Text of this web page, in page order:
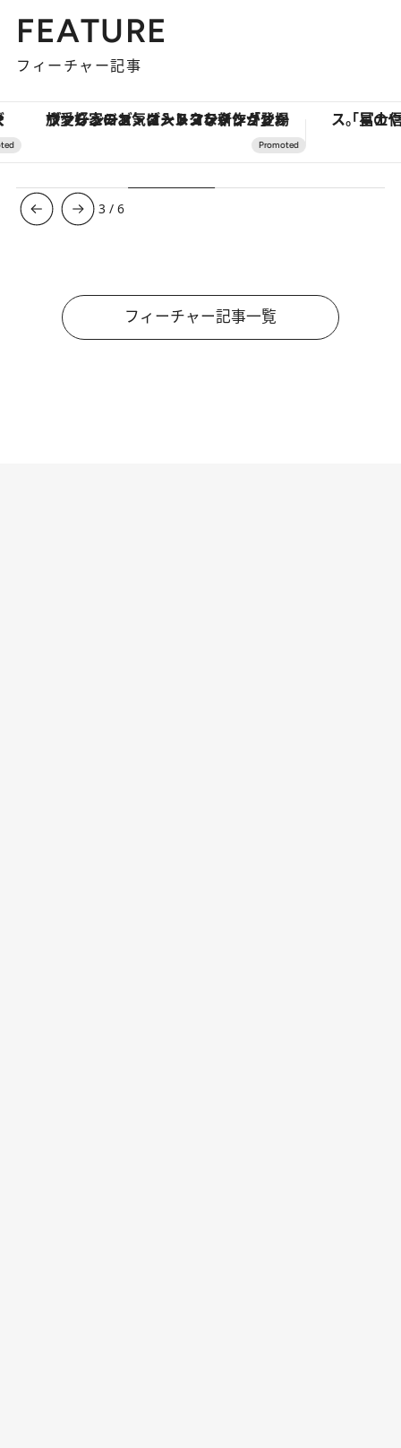
FEATURE
フィーチャー記事
ヴァシュロン・コンスタンタン「オーヴァーシーズ・オートマティック」。旅愛好家のお気に入りコレクションから、ジェンダーレスな新作が登場
3 /6
フィーチャー記事一覧